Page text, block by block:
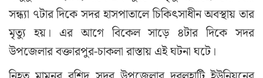
সন্ধ্যা ৭টার দিকে সদর হাসপাতালে চিকিৎসাধীন অবস্থায় তার
মৃত্যু হয়। এর আগে বিকেল সাড়ে ৪টার দিকে সদর
উপজেলার বক্তারপুর-চাকলা রাস্তায় এই ঘটনা ঘটে।